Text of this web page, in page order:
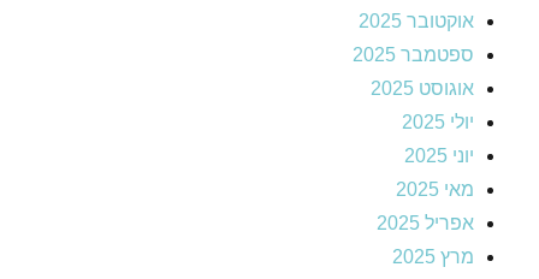
אוקטובר 2025
ספטמבר 2025
אוגוסט 2025
יולי 2025
יוני 2025
מאי 2025
אפריל 2025
מרץ 2025